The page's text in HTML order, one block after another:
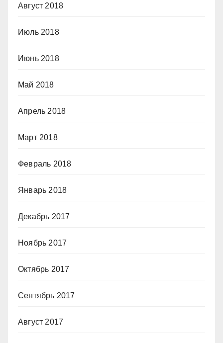
Август 2018
Июль 2018
Июнь 2018
Май 2018
Апрель 2018
Март 2018
Февраль 2018
Январь 2018
Декабрь 2017
Ноябрь 2017
Октябрь 2017
Сентябрь 2017
Август 2017